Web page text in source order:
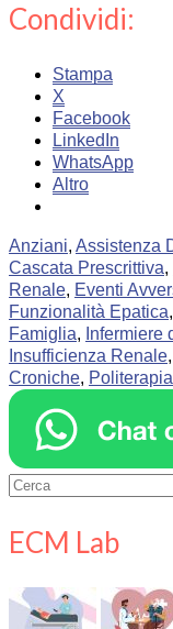
Condividi:
Stampa
X
Facebook
LinkedIn
WhatsApp
Altro
Anziani, Assistenza
Cascata Prescrittiva,
Renale, Eventi
Funzionalità Epatica,
Famiglia, Infermiere
Insufficienza Renale,
Croniche, Politerapia
Cerca:
ECM Lab